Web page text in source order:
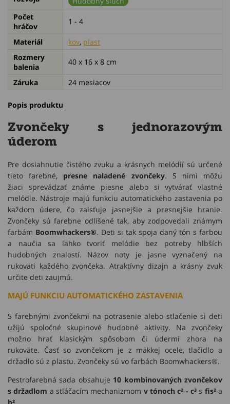
Počet
hráčov
1 - 4
Materiál kov, plast
Rozmery
balenia
40 x 16 x 8 cm
Záruka 24 mesiacov
Popis produktu
Zvončeky s jednorazovým
úderom
Pre dosiahnutie čistého zvuku a krásnych melódií sú určené
tieto farebné, presne naladené zvončeky. S nimi môžu
žiaci sprevádzať známe piesne alebo si vytvárať vlastné
melódie. Nástroje majú funkciu automatického zastavenia po
každom údere, čo zaisťuje jasnejšie a presnejšie hranie.
Zvončeky sú farebne odlíšené tak, aby zodpovedali známym
farbám Boomwhackers®. Deti si tak spoja daný tón s farbou
a naučia sa ľahko tvoriť melódie bez potreby hlbších
hudobných znalostí. Názov noty je jasne vyznačený na
rukoväti každého zvončeka. Atraktívny dizajn a krásny zvuk
určite deti zaujmú.
MAJÚ FUNKCIU AUTOMATICKÉHO ZASTAVENIA
S farebnými zvončekmi na potrasenie alebo stlačenie si deti
užijú spoločné skupinové hudobné aktivity. Na zvončeky
možno hrať klasickým spôsobom či údermi zhora na
rukoväte. Časť so zvončekom je z mäkkej ocele, tlačidlo a
držadlo sú z plastu. Zvončeky sú vo farbách Boomwhackers®.
Pestrofarebná sada obsahuje 10 kombinovaných zvončekov
s držadlom a stláčacím mechanizmom v tónoch c² - c³ s fis²a